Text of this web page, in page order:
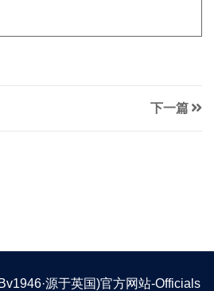
下一篇
源于英国)官方网站-Officials